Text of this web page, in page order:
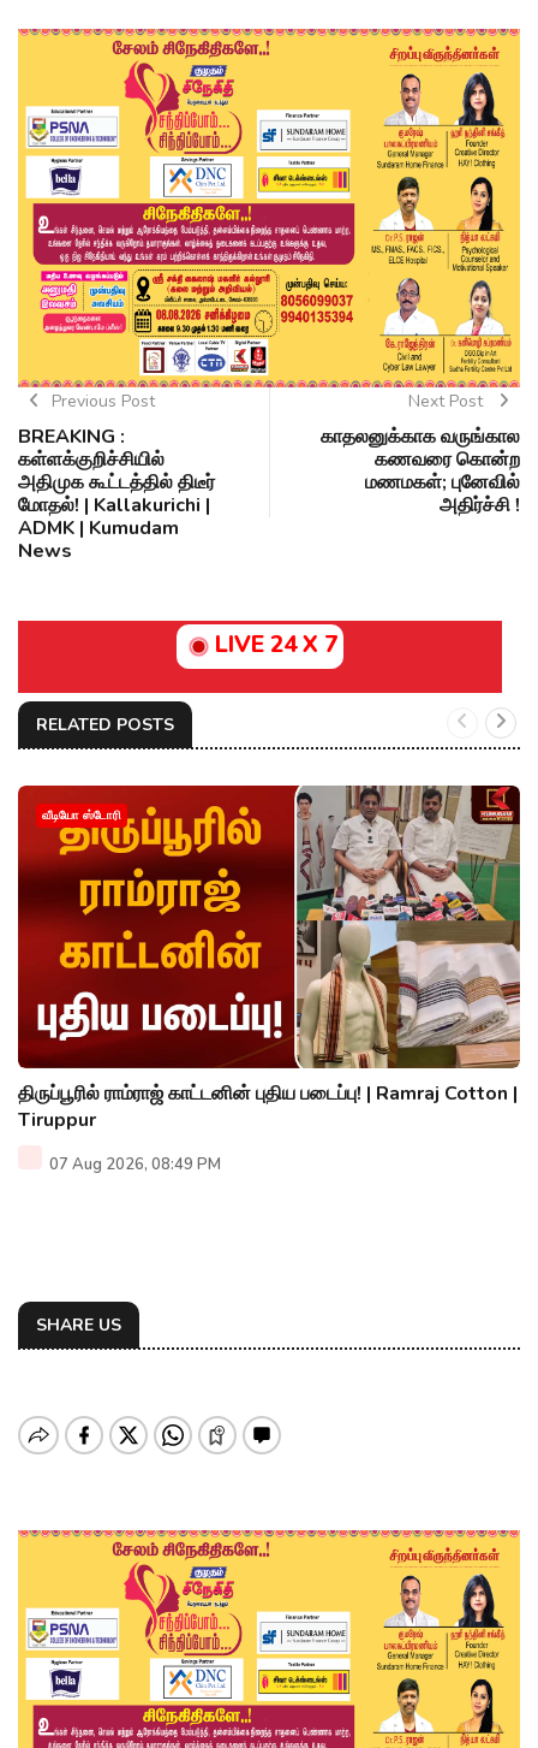
Previous Post
BREAKING :
கள்ளக்குறிச்சியில்
அதிமுக கூட்டத்தில் திடீர்
மோதல்! | Kallakurichi |
ADMK | Kumudam
News
Next Post
காதலனுக்காக வருங்கால
கணவரை கொன்ற
மணமகள்; புனேவில்
அதிர்ச்சி !
LIVE 24 X 7
RELATED POSTS
வீடியோ ஸ்டோரி
திருப்பூரில் ராம்ராஜ் காட்டனின் புதிய படைப்பு! | Ramraj Cotton |
Tiruppur
07 Aug 2026, 08:49 PM
SHARE US